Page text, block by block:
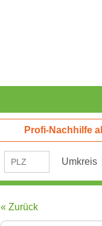
Profi-Nachhilfe
Umkreis
« Zurück